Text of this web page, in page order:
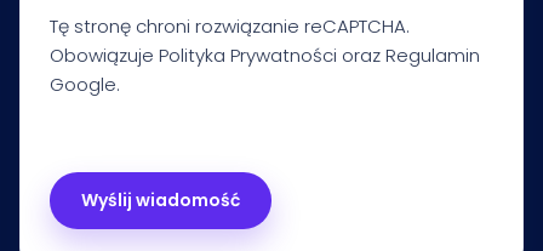
Tę stronę chroni rozwiązanie reCAPTCHA.
Obowiązuje Polityka Prywatności orazRegulamin
Google.